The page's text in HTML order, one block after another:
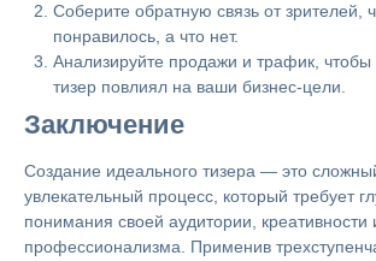
Соберите обратную связь от зрителей,
понравилось, а что нет.
Анализируйте продажи и трафик, чтобы
тизер повлиял на ваши бизнес-цели.
Заключение
Создание идеального тизера — это
увлекательный процесс, который требует
понимания своей аудитории, креативности
профессионализма. Применив